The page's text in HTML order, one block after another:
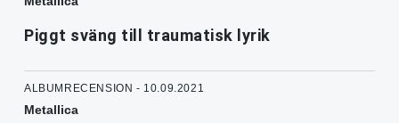
Piggt sväng till traumatisk lyrik
ALBUMRECENSION - 10.09.2021
Metallica